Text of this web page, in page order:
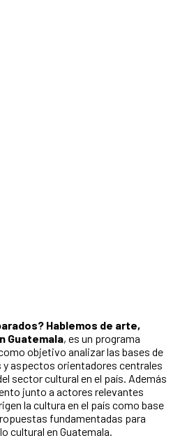
Hablemos de arte,
Guatemala, es un programa
objetivo analizar las bases de
aspectos orientadores centrales
sector cultural en el país. Además
junto a actores relevantes
la cultura en el país como base
fundamentadas para
cultural en Guatemala.